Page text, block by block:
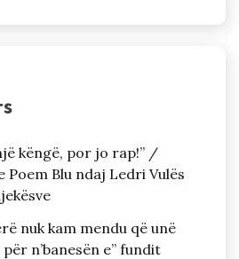
këngë, por jo rap!” /
Poem Blu ndaj Ledri Vulës
nuk kam mendu që unë
n’banesën e” fundit